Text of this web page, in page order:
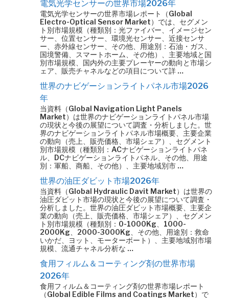
電気光学センサーの世界市場2026年
電気光学センサーの世界市場レポート（Global
Electro-Optical Sensor Market）では、セグメン
ト別市場規模（種類別：光ファイバー、イメージセン
サー、位置センサー、環境光センサー、近接センサ
ー、赤外線センサー、その他、用途別：石油・ガス、
国境警備、スマートホーム、その他）、主要地域と国
別市場規模、国内外の主要プレーヤーの動向と市場シ
ェア、販売チャネルなどの項目について詳 …
世界のナビゲーションライトパネル市場2026
年
当資料（Global Navigation Light Panels
Market）は世界のナビゲーションライトパネル市場
の現状と今後の展望について調査・分析しました。世
界のナビゲーションライトパネル市場概要、主要企業
の動向（売上、販売価格、市場シェア）、セグメント
別市場規模（種類別：ACナビゲーションライトパネ
ル、DCナビゲーションライトパネル、その他、用途
別：軍船、商船、その他）、主要地域別市 …
世界の油圧ダビット市場2026年
当資料（Global Hydraulic Davit Market）は世界の
油圧ダビット市場の現状と今後の展望について調査・
分析しました。世界の油圧ダビット市場概要、主要企
業の動向（売上、販売価格、市場シェア）、セグメン
ト別市場規模（種類別：0-1000Kg、1000-
2000Kg、2000-3000Kg、その他、用途別：救命
いかだ、ヨット、モーターボート）、主要地域別市場
規模、流通チャネル分析な …
食用フィルム＆コーティング剤の世界市場
2026年
食用フィルム＆コーティング剤の世界市場レポート
（Global Edible Films and Coatings Market）で